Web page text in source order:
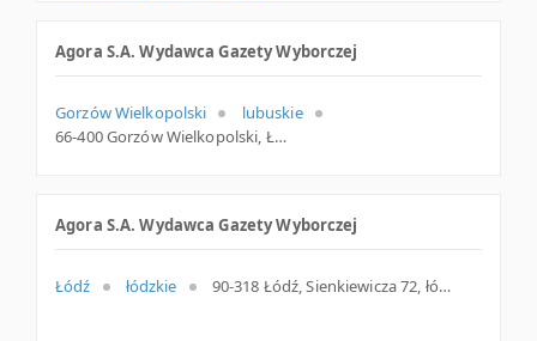
Agora S.A. Wydawca Gazety Wyborczej
Gorzów Wielkopolski
lubuskie
66-400 Gorzów Wielkopolski, Łokietka 33, woj. Lubuskie, pow. Gorzów Wielkopolski, gm. Gorzów Wielkopolski
Agora S.A. Wydawca Gazety Wyborczej
Łódź łódzkie 90-318 Łódź, Sienkiewicza 72, łódzkie